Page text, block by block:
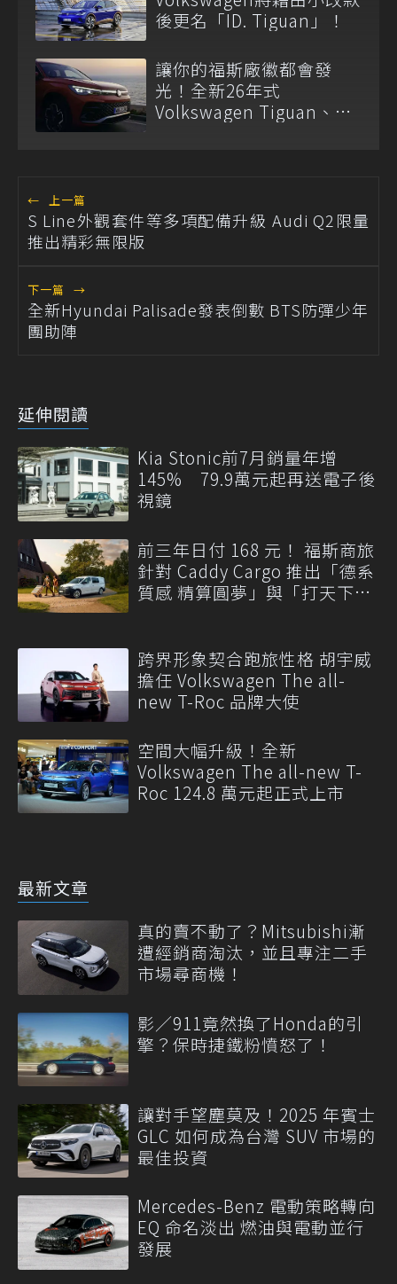
後更名「ID. Tiguan」！
讓你的福斯廠徽都會發
光！全新26年式
Volkswagen Tiguan、
← 上一篇
S Line外觀套件等多項配備升級 Audi Q2限量
推出精彩無限版
下一篇 →
全新Hyundai Palisade發表倒數 BTS防彈少年
團助陣
延伸閱讀
Kia Stonic前7月銷量年增
145% 79.9萬元起再送電子後
視鏡
前三年日付 168 元！ 福斯商旅
針對 Caddy Cargo 推出「德系
質感 精算圓夢」與「打天下」
跨界形象契合跑旅性格 胡宇威
擔任 Volkswagen The all-
new T-Roc 品牌大使
空間大幅升級！全新
Volkswagen The all-new T-
Roc 124.8 萬元起正式上市
最新文章
真的賣不動了？Mitsubishi漸
遭經銷商淘汰，並且專注二手
市場尋商機！
影／911竟然換了Honda的引
擎？保時捷鐵粉憤怒了！
讓對手望塵莫及！2025 年賓士
GLC 如何成為台灣 SUV 市場的
最佳投資
Mercedes-Benz 電動策略轉向
EQ 命名淡出 燃油與電動並行
發展